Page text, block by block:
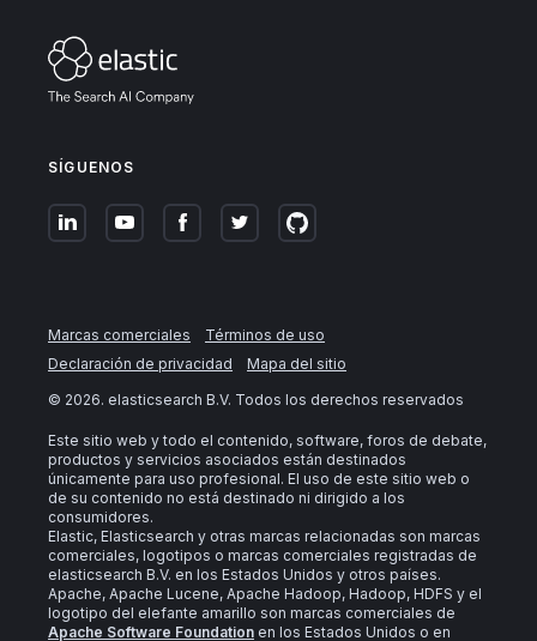
SÍGUENOS
Marcas comerciales
Términos de uso
Declaración de privacidad
Mapa del sitio
© 2026. elasticsearch B.V. Todos los derechos reservados
Este sitio web y todo el contenido, software, foros de debate,
productos y servicios asociados están destinados
únicamente para uso profesional. El uso de este sitio web o
de su contenido no está destinado ni dirigido a los
consumidores.
Elastic, Elasticsearch y otras marcas relacionadas son marcas
comerciales, logotipos o marcas comerciales registradas de
elasticsearch B.V. en los Estados Unidos y otros países.
Apache, Apache Lucene, Apache Hadoop, Hadoop, HDFS y el
logotipo del elefante amarillo son marcas comerciales de
Apache Software Foundation en los Estados Unidos o en